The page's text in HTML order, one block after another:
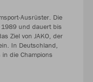
Ausrüster. Die
1989 und dauert bis
Ziel von JAKO, der
In Deutschland,
die Champions